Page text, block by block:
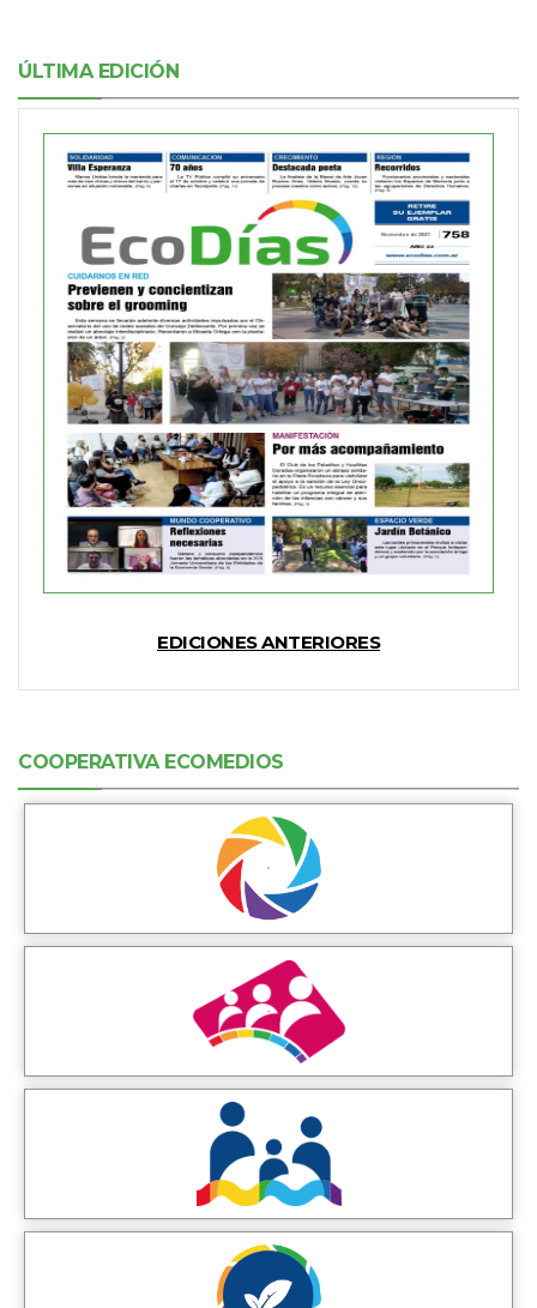
ÚLTIMA EDICIÓN
EDICIONES ANTERIORES
COOPERATIVA ECOMEDIOS